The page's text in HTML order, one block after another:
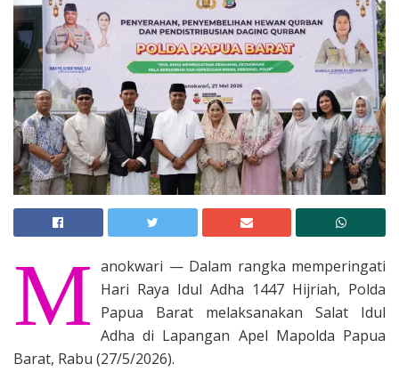
M anokwari — Dalam rangka memperingati
Hari Raya Idul Adha 1447 Hijriah, Polda
Papua Barat melaksanakan Salat Idul
Adha di Lapangan Apel Mapolda Papua
Barat, Rabu (27/5/2026).